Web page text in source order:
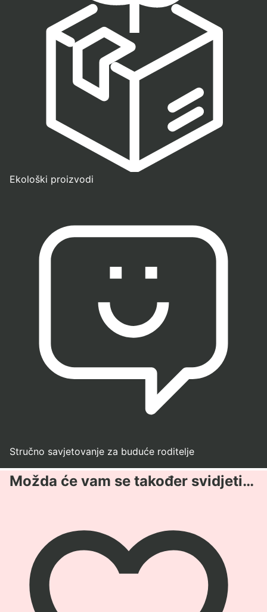
Ekološki proizvodi
Stručno savjetovanje za buduće roditelje
Možda će vam se također svidjeti…